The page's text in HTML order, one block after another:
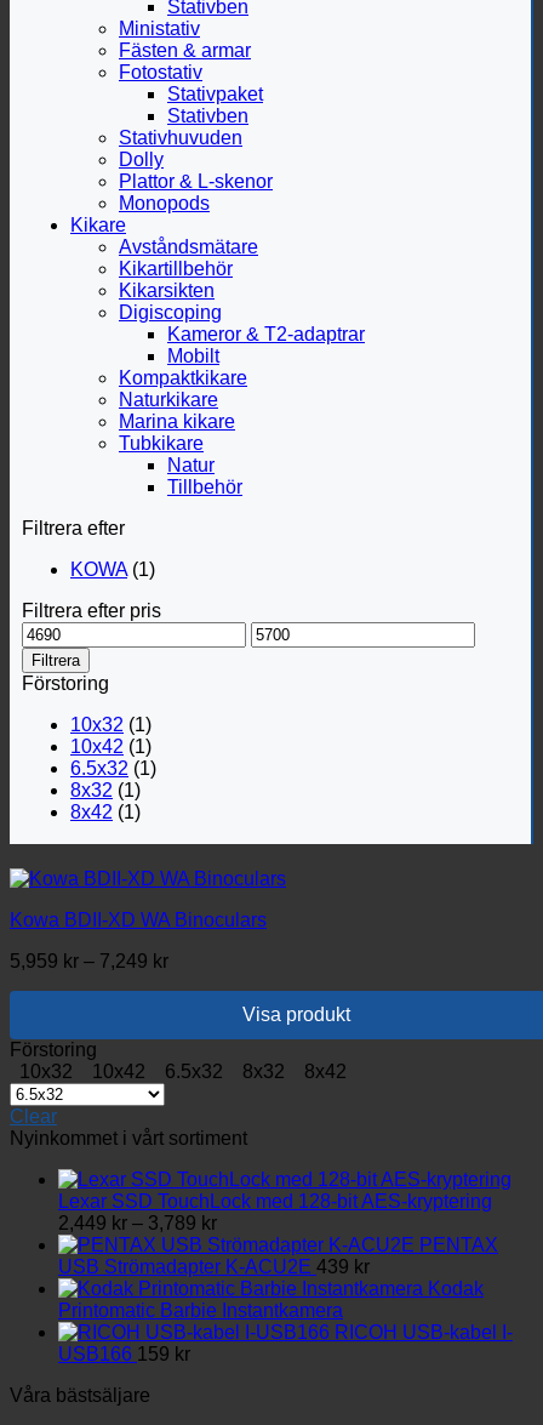
Stativben
Ministativ
Fästen & armar
Fotostativ
Stativpaket
Stativben
Stativhuvuden
Dolly
Plattor & L-skenor
Monopods
Kikare
Avståndsmätare
Kikartillbehör
Kikarsikten
Digiscoping
Kameror & T2-adaptrar
Mobilt
Kompaktkikare
Naturkikare
Marina kikare
Tubkikare
Natur
Tillbehör
Filtrera efter
KOWA (1)
Filtrera efter pris
Min
pris
Max
pris
Filtrera
Förstoring
10x32 (1)
10x42 (1)
6.5x32 (1)
8x32 (1)
8x42 (1)
Kowa BDII-XD WA Binoculars
5,959 kr – 7,249 krPrisintervall:
Visa produkt
Den
här
produkten
har
flera
alternativen
kan
produktsidan
Förstoring
10x32
10x42 6.5x32 8x32 8x42
Clear
Nyinkommet i vårt sortiment
Lexar SSD TouchLock med 128-bit AES-kryptering
2,449 kr – 3,789 krPrisintervall:
2,449 kr
till
3,789 kr
PENTAX
USB Strömadapter K-ACU2E 439 kr
Kodak
Printomatic Barbie Instantkamera
RICOH USB-kabel I-
USB166 159 kr
Våra bästsäljare